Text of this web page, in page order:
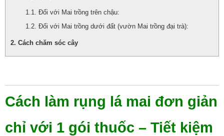
Đối với Mai trồng trên chậu:
Đối với Mai trồng dưới đất (vườn Mai trồng đại trà):
Cách chăm sóc cây
Cách làm rụng lá mai đơn giản
chỉ với 1 gói thuốc – Tiết kiệm